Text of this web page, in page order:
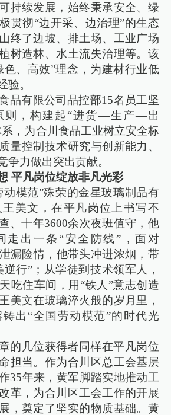
持续发展，始终秉承安全、绿
贯彻“边开采、边治理”的生态
终了边坡、排土场、工业广场
树造林、水土流失治理等。该
色、高效”理念，为建材行业低
验。
品有限公司品控部15名员工坚
则，构建起“进货—生产—出
，为合川食品工业树立安全标
量控制技术研究与创新能力、
争力做出突出贡献。
平凡岗位绽放非凡光彩
动模范”殊荣的金星玻璃制品有
美文，在平凡岗位上书写不
、十年3600余次夜班值守，他
走出一条“安全防线”，面对
漏险情，他带头冲进浓烟，带
行”；从学徒到技术领军人，
吃住车间，用“铁人”意志创造
美文在玻璃淬火般的岁月里，
出“全国劳动模范”的时代光
的几位获得者同样在平凡岗位
担当。作为合川区总工会基层
35年来，黄军脚踏实地推动工
革，为合川区工会工作的开展
，奠定了坚实的物质基础。黄